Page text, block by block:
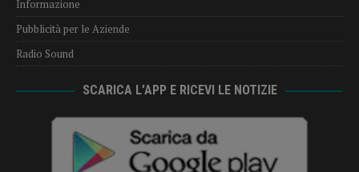
Informazione
Pubblicità per le Aziende
Radio Sound
SCARICA L’APP E RICEVI LE NOTIZIE